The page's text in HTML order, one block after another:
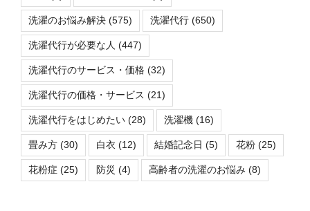
洗濯のお悩み解決 (575) 洗濯代行 (650)
洗濯代行が必要な人 (447)
洗濯代行のサービス・価格 (32)
洗濯代行の価格・サービス (21)
洗濯代行をはじめたい (28) 洗濯機 (16)
畳み方 (30) 白衣 (12) 結婚記念日 (5) 花粉 (25)
花粉症 (25) 防災 (4) 高齢者の洗濯のお悩み (8)